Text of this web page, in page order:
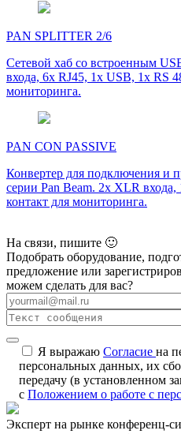
PAN SPLITTER 2/6
Сетевой хаб со встроенным
входа, 6x RJ45, 1x USB, 1x RS
мониторинга.
PAN CON PASSIVE
Конвертер для подключения и
серии Pan Beam. 2x XLR
контакт для мониторинга.
На связи, пишите 🙂
Подобрать оборудование,
предложение или
можем сделать для вас?
Я выражаю Согласие на
персональных данных, их
передачу (в установленном
с Положением о работе с
Эксперт на рынке конференц-